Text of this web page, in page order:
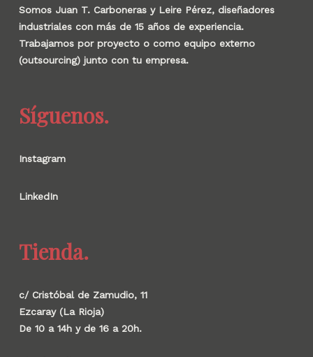
Somos Juan T. Carboneras y Leire Pérez, diseñadores
industriales con más de 15 años de experiencia.
Trabajamos por proyecto o como equipo externo
(outsourcing) junto con tu empresa.
Síguenos.
Instagram
LinkedIn
Tienda.
c/ Cristóbal de Zamudio, 11
Ezcaray (La Rioja)
De 10 a 14h y de 16 a 20h.